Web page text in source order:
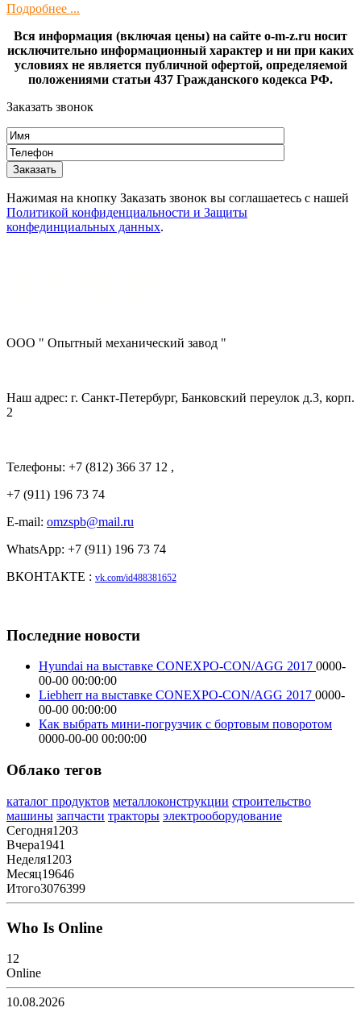
Подробнее ...
Вся информация (включая цены) на сайте o-m-z.ru носит
исключительно информационный характер и ни при каких
условиях не является публичной офертой, определяемой
положениями статьи 437 Гражданского кодекса РФ.
Заказать звонок
Нажимая на кнопку Заказать звонок вы соглашаетесь с нашей
Политикой конфиденциальности и Защиты
конфединциальных данных.
ООО " Опытный механический завод "
Наш адрес: г. Санкт-Петербург, Банковский переулок д.3, корп.
2
Телефоны: +7 (812) 366 37 12 ,
+7 (911) 196 73 74
E-mail: omzspb@mail.ru
WhatsApp: +7 (911) 196 73 74
ВКОНТАКТЕ : vk.com/id488381652
Последние новости
Hyundai на выставке CONEXPO-CON/AGG 2017 0000-
00-00 00:00:00
Liebherr на выставке CONEXPO-CON/AGG 2017 0000-
00-00 00:00:00
Как выбрать мини-погрузчик с бортовым поворотом
0000-00-00 00:00:00
Облако тегов
каталог продуктов металлоконструкции строительство
машины запчасти тракторы электрооборудование
Сегодня1203
Вчера1941
Неделя1203
Месяц19646
Итого3076399
Who Is Online
12
Online
10.08.2026